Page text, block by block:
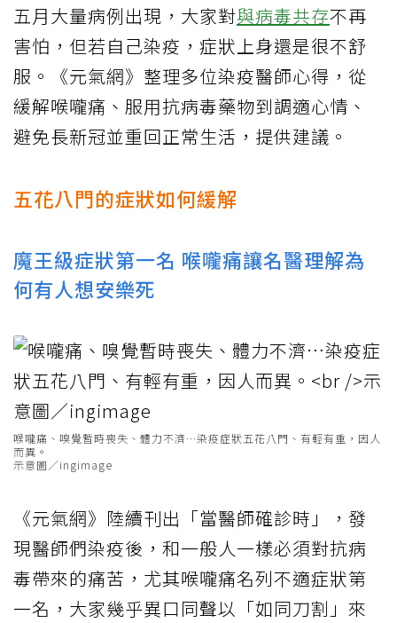
五月大量病例出現，大家對與病毒共存不再
害怕，但若自己染疫，症狀上身還是很不舒
服。《元氣網》整理多位染疫醫師心得，從
緩解喉嚨痛、服用抗病毒藥物到調適心情、
避免長新冠並重回正常生活，提供建議。
五花八門的症狀如何緩解
魔王級症狀第一名 喉嚨痛讓名醫理解為
何有人想安樂死
喉嚨痛、嗅覺暫時喪失、體力不濟…染疫症狀五花八門、有輕有重，因人
而異。
示意圖／ingimage
《元氣網》陸續刊出「當醫師確診時」，發
現醫師們染疫後，和一般人一樣必須對抗病
毒帶來的痛苦，尤其喉嚨痛名列不適症狀第
一名，大家幾乎異口同聲以「如同刀割」來